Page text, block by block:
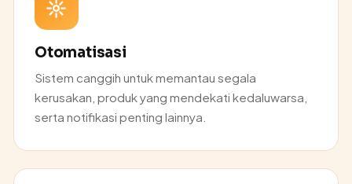
Otomatisasi
Sistem canggih untuk memantau segala
kerusakan, produk yang mendekati kedaluwarsa,
serta notifikasi penting lainnya.